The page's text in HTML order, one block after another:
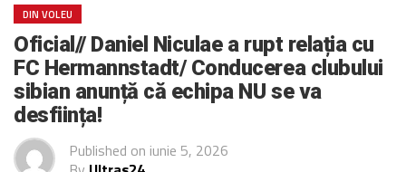
DIN VOLEU
Oficial// Daniel Niculae a rupt relația cu
FC Hermannstadt/ Conducerea clubului
sibian anunță că echipa NU se va
desființa!
Published on iunie 5, 2026